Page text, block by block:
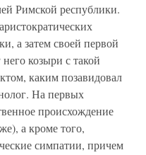
Римской республики.
а затем своей первой
козыри с такой
каким позавидовал
На первых
происхождение
а кроме того,
симпатии, причем